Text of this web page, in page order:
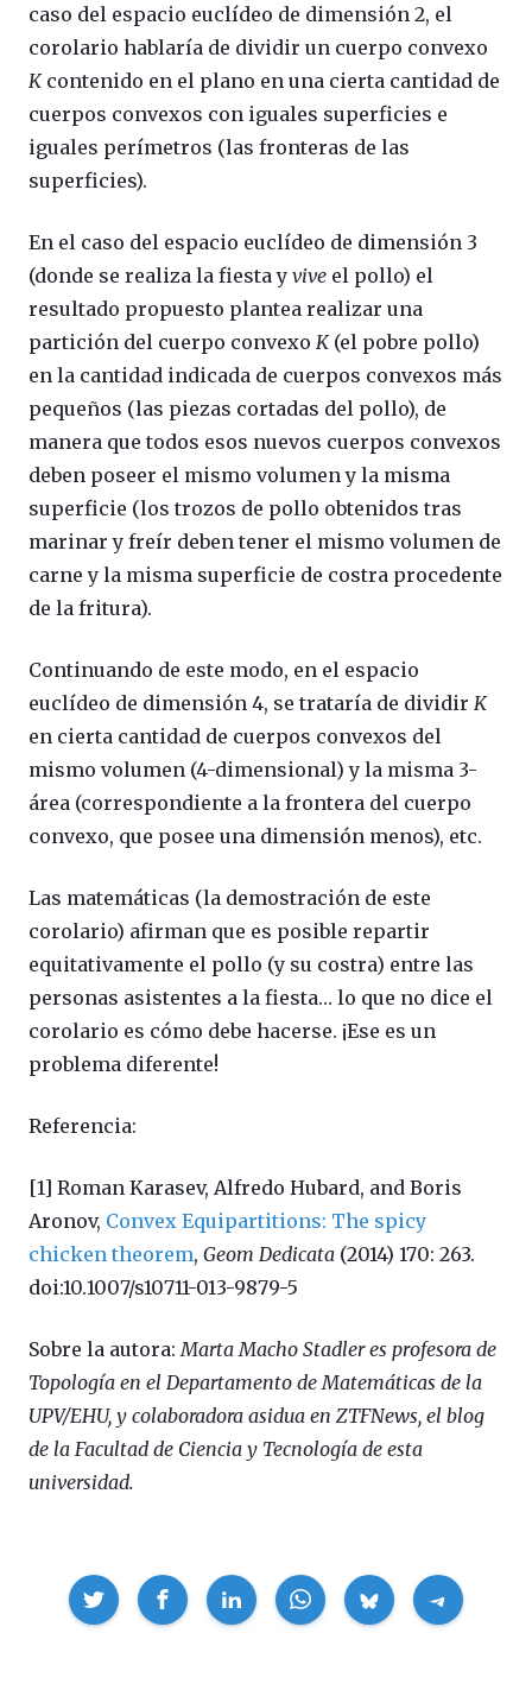
caso del espacio euclídeo de dimensión 2, el
corolario hablaría de dividir un cuerpo convexo
Kcontenido en el plano en una cierta cantidad de
cuerpos convexos con iguales superficies e
iguales perímetros (las fronteras de las
superficies).
En el caso del espacio euclídeo de dimensión 3
(donde se realiza la fiesta y vive el pollo) el
resultado propuesto plantea realizar una
partición del cuerpo convexo K(el pobre pollo)
en la cantidad indicada de cuerpos convexos más
pequeños (las piezas cortadas del pollo), de
manera que todos esos nuevos cuerpos convexos
deben poseer el mismo volumen y la misma
superficie (los trozos de pollo obtenidos tras
marinar y freír deben tener el mismo volumen de
carne y la misma superficie de costra procedente
de la fritura).
Continuando de este modo, en el espacio
euclídeo de dimensión 4, se trataría de dividir K
en cierta cantidad de cuerpos convexos del
mismo volumen (4-dimensional) y la misma 3-
área (correspondiente a la frontera del cuerpo
convexo, que posee una dimensión menos), etc.
Las matemáticas (la demostración de este
corolario) afirman que es posible repartir
equitativamente el pollo (y su costra) entre las
personas asistentes a la fiesta… lo que no dice el
corolario es cómo debe hacerse. ¡Ese es un
problema diferente!
Referencia:
[1] Roman Karasev, Alfredo Hubard, and Boris
Aronov, Convex Equipartitions: The spicy
chicken theorem, Geom Dedicata (2014) 170: 263.
doi:10.1007/s10711-013-9879-5
Sobre la autora: Marta Macho Stadler es profesora de
Topología en el Departamento de Matemáticas de la
UPV/EHU, y colaboradora asidua en ZTFNews, el blog
de la Facultad de Ciencia y Tecnología de esta
universidad.
Compartir